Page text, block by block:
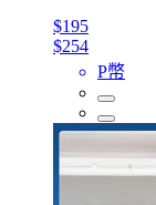
$195
$254
P幣